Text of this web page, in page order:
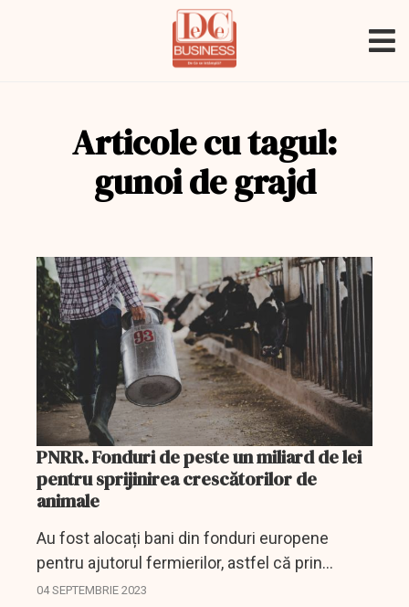
Articole cu tagul:
gunoi de grajd
PNRR. Fonduri de peste un miliard de lei
pentru sprijinirea crescătorilor de
animale
Au fost alocați bani din fonduri europene
pentru ajutorul fermierilor, astfel că prin
intermediul PNRR crescătorii de animale vor
04 SEPTEMBRIE 2023